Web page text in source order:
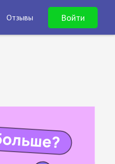
Отзывы Войти